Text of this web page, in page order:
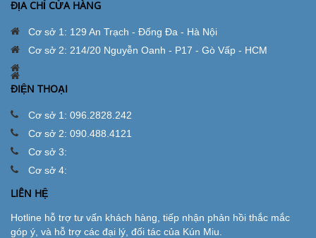
ĐỊA CHỈ CỬA HÀNG
Cơ sở 1: 129 An Trạch - Đống Đa - Hà Nội
Cơ sở 2: 214/20 Nguyễn Oanh - P17 - Gò Vấp - HCM
ĐIỆN THOẠI
Cơ sở 1: 096.2828.242
Cơ sở 2: 090.488.4121
Cơ sở 3:
Cơ sở 4:
LIÊN HỆ
Hotline hỗ trợ tư vấn khách hàng, tiếp nhận phản hồi thắc mắc
góp ý, và hỗ trợ các đại lý, đối tác của Kún Miu.